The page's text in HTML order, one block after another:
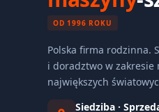
OD 1996 ROKU
Polska firma rodzinna.
i doradztwo w zakresie
największych
Siedziba ·